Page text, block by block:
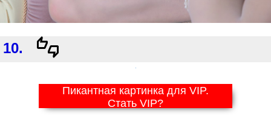
10.
Пикантная картинка для VIP.
Стать VIP?